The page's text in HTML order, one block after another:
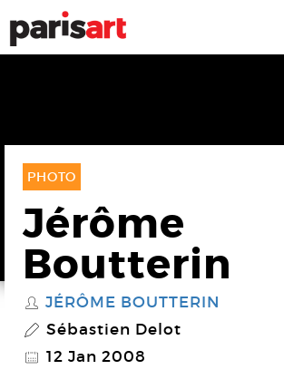
PHOTO
Jérôme
Boutterin
S JÉRÔME BOUTTERIN
P Sébastien Delot
@ 12 Jan 2008